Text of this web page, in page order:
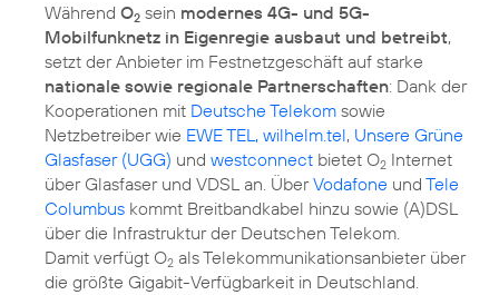
Während O2 sein modernes 4G- und 5G-
Mobilfunknetz in Eigenregie ausbaut und betreibt,
setzt der Anbieter im Festnetzgeschäft auf starke
nationale sowie regionale Partnerschaften: Dank der
Kooperationen mit Deutsche Telekom sowie
Netzbetreiber wie EWE TEL, wilhelm.tel, Unsere Grüne
Glasfaser (UGG) und westconnect bietet O2 Internet
über Glasfaser und VDSL an. ÜberVodafone und Tele
Columbus kommt Breitbandkabel hinzu sowie (A)DSL
über die Infrastruktur der Deutschen Telekom.
Damit verfügt O2 als Telekommunikationsanbieter über
die größte Gigabit-Verfügbarkeit in Deutschland.